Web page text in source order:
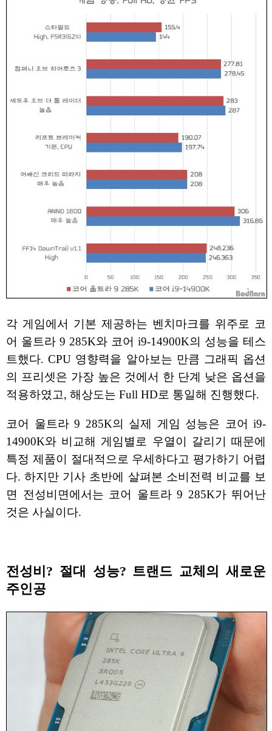
각 게임에서 기본 제공하는 벤치마크를 위주로 코
어 울트라 9 285K와 코어 i9-14900K의 성능을 테스
트했다. CPU 영향력을 알아보는 만큼 그래픽 옵션
의 프리셋은 가장 높은 것에서 한 단계 낮은 옵션을
적용하였고, 해상도는 Full HD로 통일해 진행했다.
코어 울트라 9 285K의 실제 게임 성능은 코어 i9-
14900K와 비교해 게임별로 우열이 갈리기 때문에
특정 제품이 절대적으로 우세하다고 평가하기 어렵
다. 하지만 기사 초반에 살펴본 소비전력 비교를 보
면 전성비면에서는 코어 울트라 9 285K가 뛰어난
것은 사실이다.
전성비? 절대 성능? 트랜드 교체의 새로운
주인공